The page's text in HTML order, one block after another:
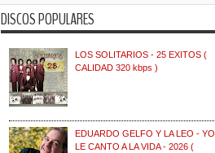
DISCOS POPULARES
LOS SOLITARIOS - 25 EXITOS (
CALIDAD 320 kbps )
EDUARDO GELFO Y LA LEO - YO
LE CANTO A LA VIDA - 2026 (